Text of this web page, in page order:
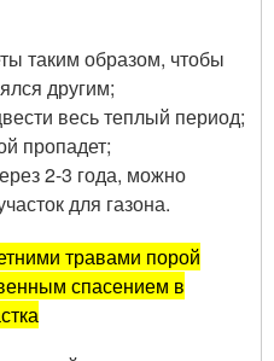
таким образом, чтобы
другим;
весь теплый период;
пропадет;
2-3 года, можно
для газона.
травами порой
спасением в